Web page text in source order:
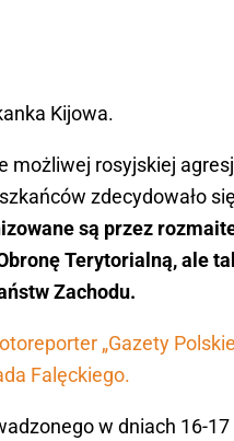
Kijowa.
możliwej rosyjskiej
zdecydowało
są przez
Terytorialną, ale
Zachodu.
„Gazety
Falęckiego.
w dniach 16-